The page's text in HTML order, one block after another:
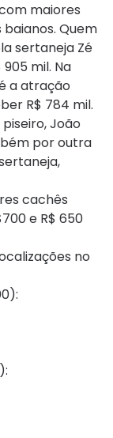
maiores
Quem
sertaneja Zé
mil. Na
a atração
R$ 784 mil.
João
por outra
cachês
e R$ 650
no